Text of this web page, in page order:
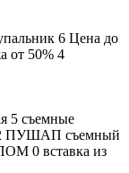
6 Цена до
от 50% 4
5 съемные
ПУШАП съемный
0 вставка из